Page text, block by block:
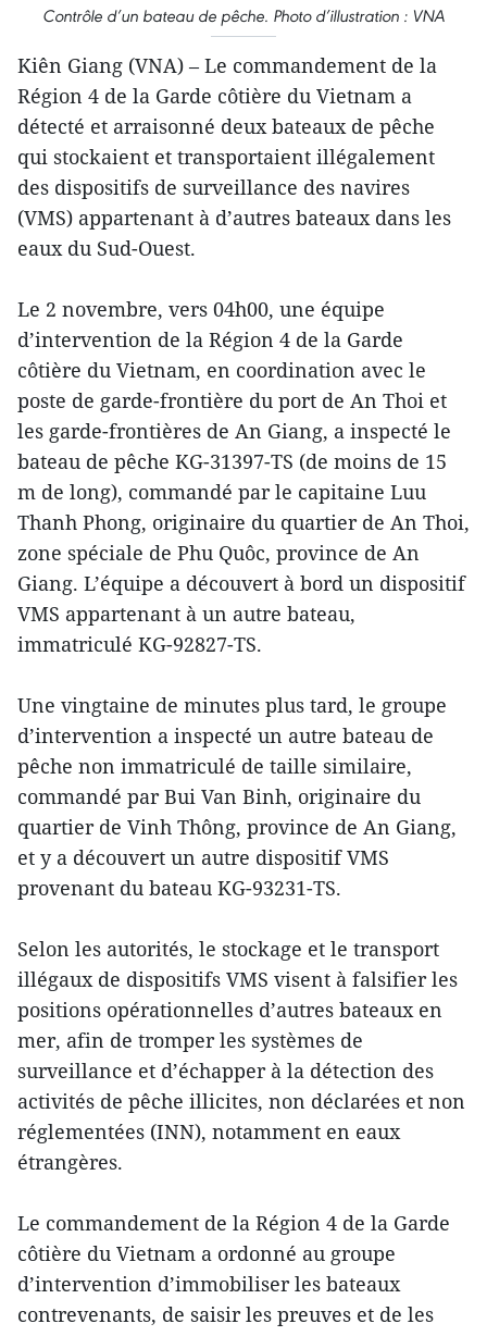
Contrôle d’un bateau de pêche. Photo d’illustration : VNA
Kiên Giang (VNA) – Le commandement de la
Région 4 de la Garde côtière du Vietnam a
détecté et arraisonné deux bateaux de pêche
qui stockaient et transportaient illégalement
des dispositifs de surveillance des navires
(VMS) appartenant à d’autres bateaux dans les
eaux du Sud-Ouest.
Le 2 novembre, vers 04h00, une équipe
d’intervention de la Région 4 de la Garde
côtière du Vietnam, en coordination avec le
poste de garde-frontière du port de An Thoi et
les garde-frontières de An Giang, a inspecté le
bateau de pêche KG-31397-TS (de moins de 15
m de long), commandé par le capitaine Luu
Thanh Phong, originaire du quartier de An Thoi,
zone spéciale de Phu Quôc, province de An
Giang. L’équipe a découvert à bord un dispositif
VMS appartenant à un autre bateau,
immatriculé KG-92827-TS.
Une vingtaine de minutes plus tard, le groupe
d’intervention a inspecté un autre bateau de
pêche non immatriculé de taille similaire,
commandé par Bui Van Binh, originaire du
quartier de Vinh Thông, province de An Giang,
et y a découvert un autre dispositif VMS
provenant du bateau KG-93231-TS.
Selon les autorités, le stockage et le transport
illégaux de dispositifs VMS visent à falsifier les
positions opérationnelles d’autres bateaux en
mer, afin de tromper les systèmes de
surveillance et d’échapper à la détection des
activités de pêche illicites, non déclarées et non
réglementées (INN), notamment en eaux
étrangères.
Le commandement de la Région 4 de la Garde
côtière du Vietnam a ordonné au groupe
d’intervention d’immobiliser les bateaux
contrevenants, de saisir les preuves et de les